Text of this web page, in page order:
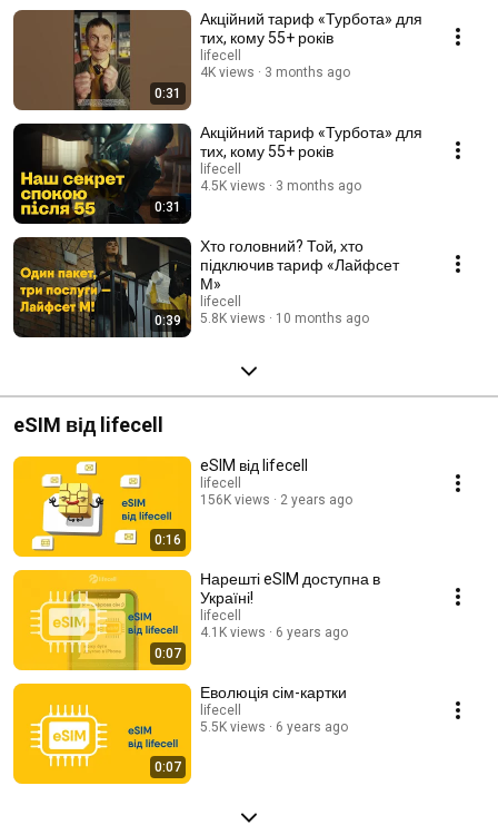
0:31
Акційний тариф «Турбота» для
тих, кому 55+ років
lifecell
4K views
3 months ago
0:31
Акційний тариф «Турбота» для
тих, кому 55+ років
lifecell
4.5K views
3 months ago
0:39
Хто головний? Той, хто
підключив тариф «Лайфсет
М»
lifecell
5.8K views
10 months ago
eSIM від lifecell
0:16
eSIM від lifecell
lifecell
156K views
2 years ago
0:07
Нарешті eSIM доступна в
Україні!
lifecell
4.1K views
6 years ago
0:07
Еволюція сім-картки
lifecell
5.5K views
6 years ago